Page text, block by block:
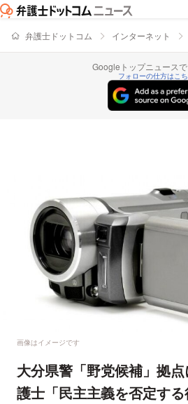
弁護士ドットコム インターネット
Googleトップニュース
フォローの仕方はこ
画像はイメージです
大分県警「野党候補」拠
護士「民主主義を否定する